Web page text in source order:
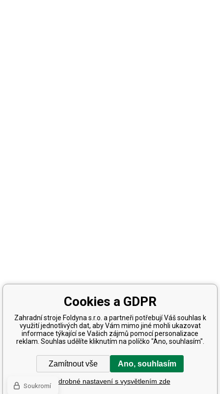
Cookies a GDPR
Zahradní stroje Foldyna s.r.o. a partneři potřebují Váš souhlas k
využití jednotlivých dat, aby Vám mimo jiné mohli ukazovat
informace týkající se Vašich zájmů pomocí personalizace
reklam. Souhlas udělíte kliknutím na políčko "Ano, souhlasím".
Zamítnout vše Ano, souhlasím
Podrobné nastavení s vysvětlením zde
Soukromí